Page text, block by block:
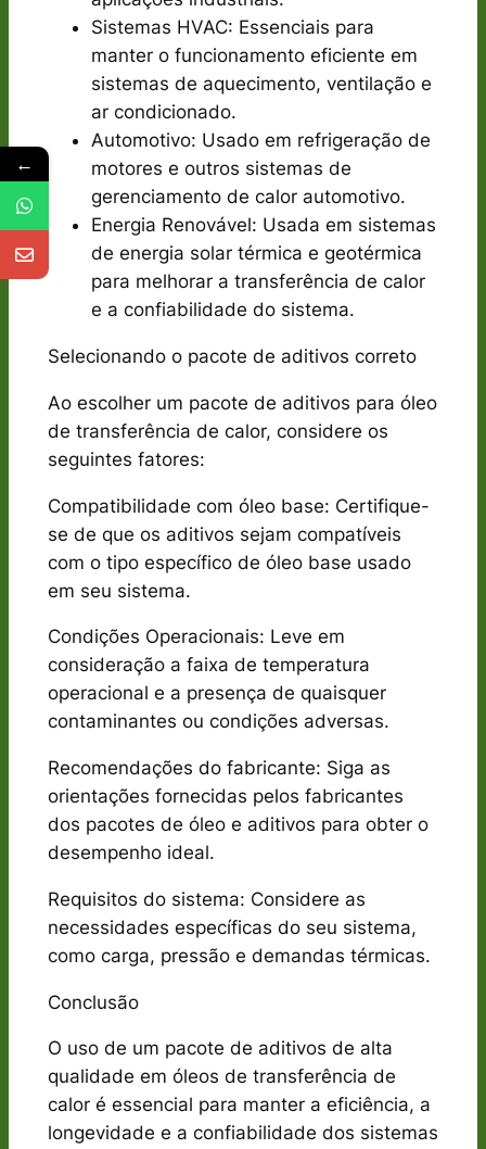
Sistemas HVAC: Essenciais para
manter o funcionamento eficiente em
sistemas de aquecimento, ventilação e
ar condicionado.
Automotivo: Usado em refrigeração de
motores e outros sistemas de
gerenciamento de calor automotivo.
Energia Renovável: Usada em sistemas
de energia solar térmica e geotérmica
para melhorar a transferência de calor
e a confiabilidade do sistema.
Selecionando o pacote de aditivos correto
Ao escolher um pacote de aditivos para óleo
de transferência de calor, considere os
seguintes fatores:
Compatibilidade com óleo base: Certifique-
se de que os aditivos sejam compatíveis
com o tipo específico de óleo base usado
em seu sistema.
Condições Operacionais: Leve em
consideração a faixa de temperatura
operacional e a presença de quaisquer
contaminantes ou condições adversas.
Recomendações do fabricante: Siga as
orientações fornecidas pelos fabricantes
dos pacotes de óleo e aditivos para obter o
desempenho ideal.
Requisitos do sistema: Considere as
necessidades específicas do seu sistema,
como carga, pressão e demandas térmicas.
Conclusão
O uso de um pacote de aditivos de alta
qualidade em óleos de transferência de
calor é essencial para manter a eficiência, a
longevidade e a confiabilidade dos sistemas
←